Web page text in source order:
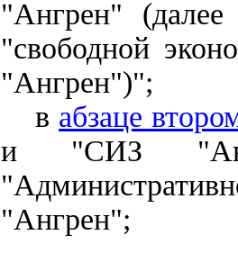
"Ангрен"
"свободной
"Ангрен")";
в абзаце
и "СИЗ
"Ангрен";